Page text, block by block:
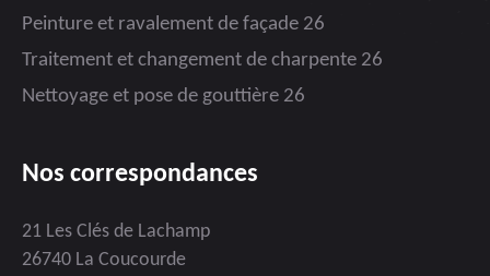
Peinture et ravalement de façade 26
Traitement et changement de charpente 26
Nettoyage et pose de gouttière 26
Nos correspondances
21 Les Clés de Lachamp
26740 La Coucourde